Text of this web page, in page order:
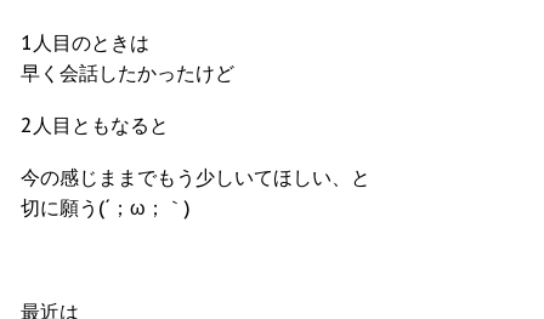
1人目のときは
早く会話したかったけど
2人目ともなると
今の感じままでもう少しいてほしい、と
切に願う(´；ω；｀)
最近は